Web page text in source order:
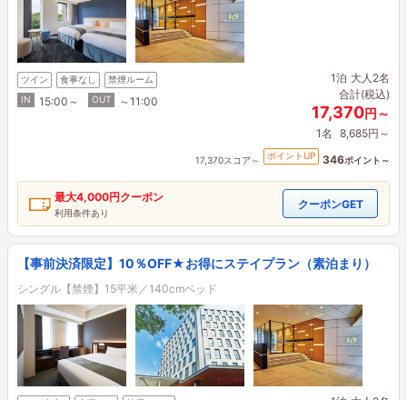
ツイン 食事なし
禁煙ルーム
IN
15:00～ OUT ～11:00
1泊 大人2名
合計(税込)
17,370円～
1名 8,685円～
17,370スコア～ ポイントUP 346ポイント～
最大4,000円クーポン
利用条件あり
クーポンGET
【事前決済限定】10％OFF★お得にステイプラン（素泊まり）
シングル【禁煙】15平米／140cmベッド